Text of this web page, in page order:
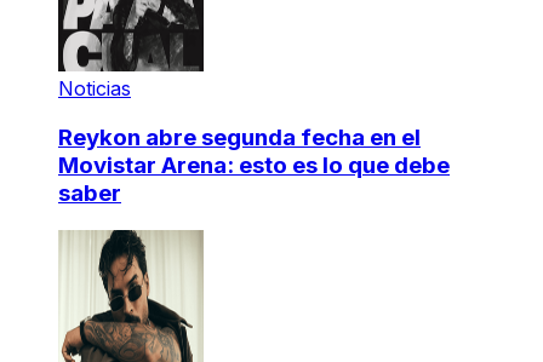
Noticias
Reykon abre segunda fecha en el
Movistar Arena: esto es lo que debe
saber